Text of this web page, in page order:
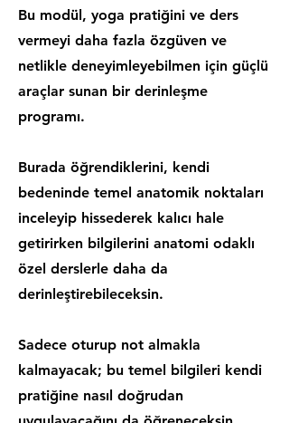
Bu modül, yoga pratiğini ve ders
vermeyi daha fazla özgüven ve
netlikle deneyimleyebilmen için güçlü
araçlar sunan bir derinleşme
programı.
Burada öğrendiklerini, kendi
bedeninde temel anatomik noktaları
inceleyip hissederek kalıcı hale
getirirken bilgilerini anatomi odaklı
özel derslerle daha da
derinleştirebileceksin.
Sadece oturup not almakla
kalmayacak; bu temel bilgileri kendi
pratiğine nasıl doğrudan